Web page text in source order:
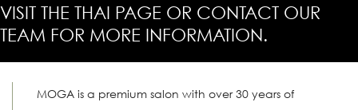
VISIT THE THAI PAGE OR CONTACT OUR
TEAM FOR MORE INFORMATION.
MOGA is a premium salon with over 30 years of